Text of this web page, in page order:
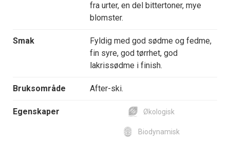
fra urter, en del bittertoner, mye
blomster.
Smak
Fyldig med god sødme og fedme,
fin syre, god tørrhet, god
lakrissødme i finish.
Bruksområde After-ski.
Egenskaper Økologisk
Biodynamisk